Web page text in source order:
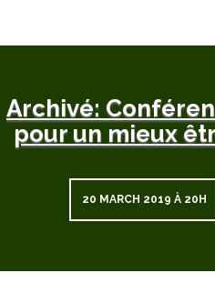
Archivé:
pour un mieux
20 MARCH 2019 À 20H